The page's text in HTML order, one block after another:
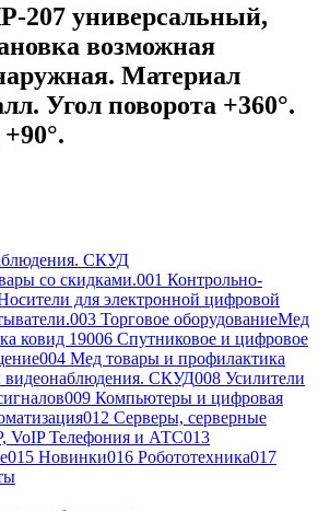
207 универсальный,
возможная
Материал
Угол поворота +360°.
СКУД
со скидками.001 Контрольно-
для электронной цифровой
003 Торговое оборудованиеМед
ковид 19006 Спутниковое и цифровое
004 Мед товары и профилактика
видеонаблюдения. СКУД008 Усилители
009 Компьютеры и цифровая
012 Серверы, серверные
VoIP Телефония и АТС013
015 Новинки016 Робототехника017